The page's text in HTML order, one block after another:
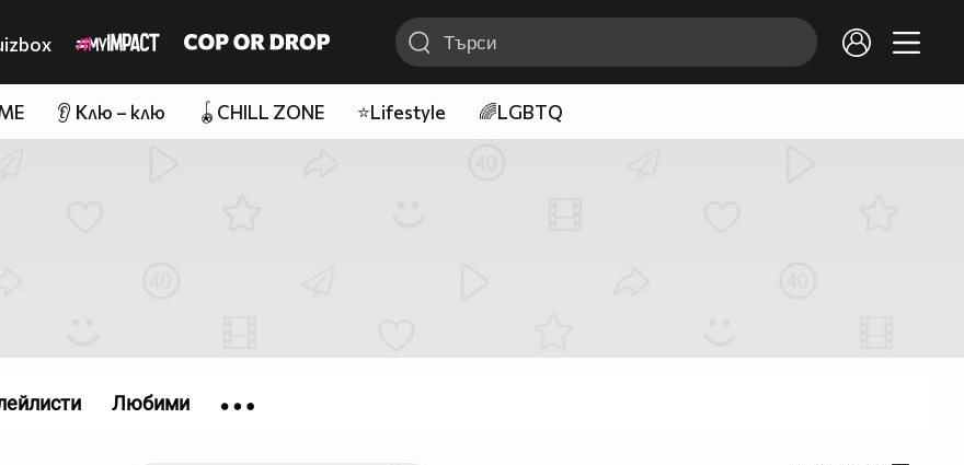
👂 Клю – клю 🪀CHILL ZONE ⭐Lifestyle 🌈LGBTQ
Любими